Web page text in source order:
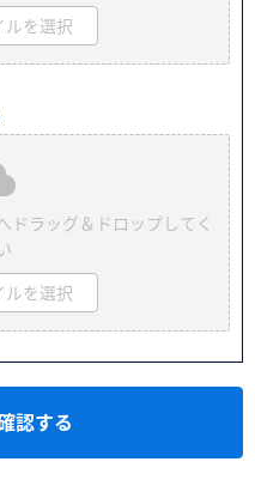
ルを選択
ドラッグ＆ドロップしてく
ルを選択
認する